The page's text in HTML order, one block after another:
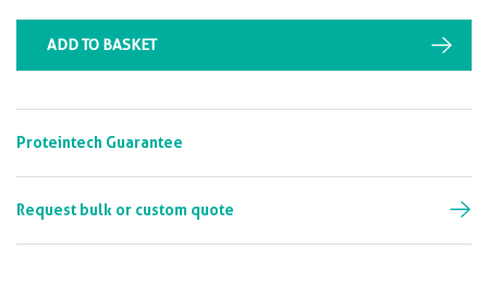
ADD TO BASKET
Proteintech Guarantee
Request bulk or custom quote